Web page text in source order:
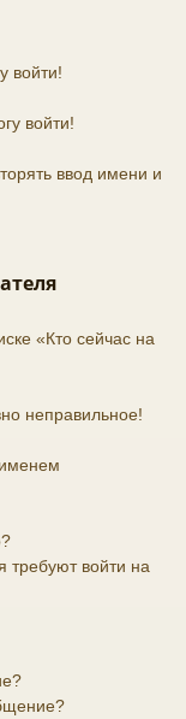
войти!
войти!
ввод имени и
«Кто сейчас на
неправильное!
требуют войти на